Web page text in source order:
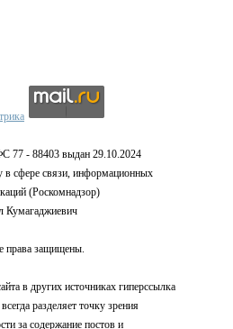
77 - 88403 выдан 29.10.2024
в сфере связи, информационных
(Роскомнадзор)
Кумагаджиевич
права защищены.
в других источниках гиперссылка
разделяет точку зрения
за содержание постов и